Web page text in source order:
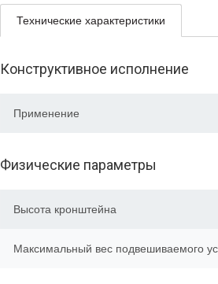
Технические характеристики
Конструктивное исполнение
Применение
Физические параметры
Высота кронштейна
Максимальный вес подвешиваемого